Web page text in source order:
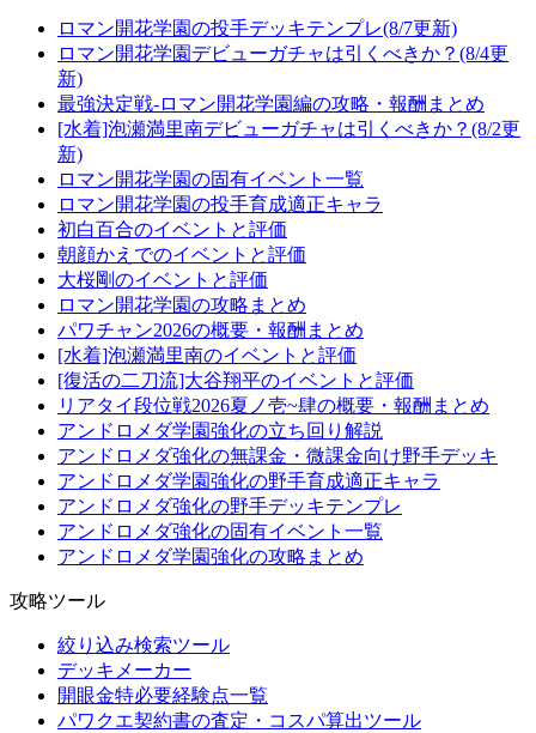
ロマン開花学園の投手デッキテンプレ(8/7更新)
ロマン開花学園デビューガチャは引くべきか？(8/4更
新)
最強決定戦-ロマン開花学園編の攻略・報酬まとめ
[水着]泡瀬満里南デビューガチャは引くべきか？(8/2更
新)
ロマン開花学園の固有イベント一覧
ロマン開花学園の投手育成適正キャラ
初白百合のイベントと評価
朝顔かえでのイベントと評価
大桜剛のイベントと評価
ロマン開花学園の攻略まとめ
パワチャン2026の概要・報酬まとめ
[水着]泡瀬満里南のイベントと評価
[復活の二刀流]大谷翔平のイベントと評価
リアタイ段位戦2026夏ノ壱~肆の概要・報酬まとめ
アンドロメダ学園強化の立ち回り解説
アンドロメダ強化の無課金・微課金向け野手デッキ
アンドロメダ学園強化の野手育成適正キャラ
アンドロメダ強化の野手デッキテンプレ
アンドロメダ強化の固有イベント一覧
アンドロメダ学園強化の攻略まとめ
攻略ツール
絞り込み検索ツール
デッキメーカー
開眼金特必要経験点一覧
パワクエ契約書の査定・コスパ算出ツール